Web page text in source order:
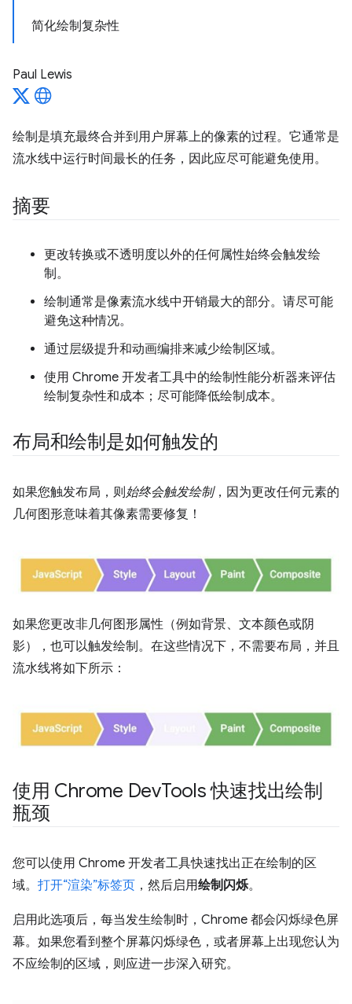
简化绘制复杂性
Paul Lewis
绘制是填充最终合并到用户屏幕上的像素的过程。它通常是
流水线中运行时间最长的任务，因此应尽可能避免使用。
摘要
更改转换或不透明度以外的任何属性始终会触发绘
制。
绘制通常是像素流水线中开销最大的部分。请尽可能
避免这种情况。
通过层级提升和动画编排来减少绘制区域。
使用 Chrome 开发者工具中的绘制性能分析器来评估
绘制复杂性和成本；尽可能降低绘制成本。
布局和绘制是如何触发的
如果您触发布局，则始终会触发绘制，因为更改任何元素的
几何图形意味着其像素需要修复！
如果您更改非几何图形属性（例如背景、文本颜色或阴
影），也可以触发绘制。在这些情况下，不需要布局，并且
流水线将如下所示：
使用 Chrome DevTools 快速找出绘制
瓶颈
您可以使用 Chrome 开发者工具快速找出正在绘制的区
域。 打开“渲染”标签页 ，然后启用绘制闪烁。
启用此选项后，每当发生绘制时，Chrome 都会闪烁绿色屏
幕。如果您看到整个屏幕闪烁绿色，或者屏幕上出现您认为
不应绘制的区域，则应进一步深入研究。